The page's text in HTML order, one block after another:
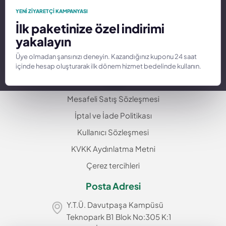
Alan Adı
Hizmetler
Mesafeli Satış Sözleşmesi
İptal ve İade Politikası
Kullanıcı Sözleşmesi
KVKK Aydınlatma Metni
Çerez tercihleri
Posta Adresi
Y.T.Ü. Davutpaşa Kampüsü
Teknopark B1 Blok No:305 K:1
YENI ZIYARETÇI KAMPANYASI
İlk paketinize özel indirimi
yakalayın
Üye olmadan şansınızı deneyin. Kazandığınız kuponu 24 saat
içinde hesap oluşturarak ilk dönem hizmet bedelinde kullanın.